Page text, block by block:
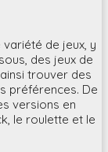
de jeux, y
des jeux de
trouver des
préférences. De
versions en
le roulette et le